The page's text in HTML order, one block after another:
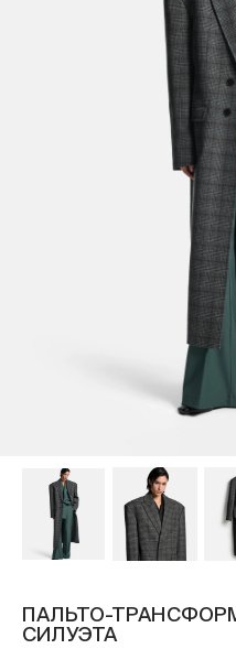
ПАЛЬТО-
СИЛУЭТА